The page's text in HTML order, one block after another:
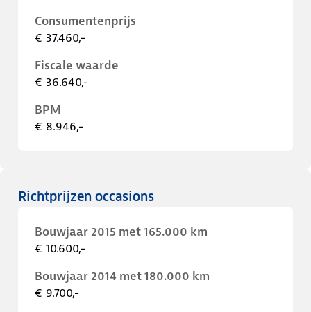
Consumentenprijs
€ 37.460,-
Fiscale waarde
€ 36.640,-
BPM
€ 8.946,-
Richtprijzen occasions
Bouwjaar 2015 met 165.000 km
€ 10.600,-
Bouwjaar 2014 met 180.000 km
€ 9.700,-